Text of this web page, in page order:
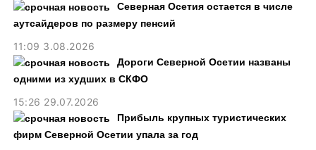
Северная Осетия остается в числе
аутсайдеров по размеру пенсий
11:09 3.08.2026
Дороги Северной Осетии названы
одними из худших в СКФО
15:26 29.07.2026
Прибыль крупных туристических
фирм Северной Осетии упала за год